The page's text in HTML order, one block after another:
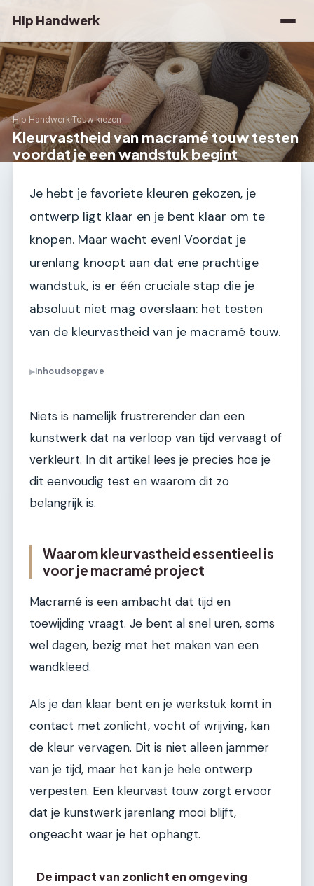
Hip Handwerk
Hip Handwerk›Touw kiezen
Kleurvastheid van macramé touw testen
voordat je een wandstuk begint
Je hebt je favoriete kleuren gekozen, je
ontwerp ligt klaar en je bent klaar om te
knopen. Maar wacht even! Voordat je
urenlang knoopt aan dat ene prachtige
wandstuk, is er één cruciale stap die je
absoluut niet mag overslaan: het testen
van de kleurvastheid van je macramé touw.
▶Inhoudsopgave
Niets is namelijk frustrerender dan een
kunstwerk dat na verloop van tijd vervaagt of
verkleurt. In dit artikel lees je precies hoe je
dit eenvoudig test en waarom dit zo
belangrijk is.
Waarom kleurvastheid essentieel is
voor je macramé project
Macramé is een ambacht dat tijd en
toewijding vraagt. Je bent al snel uren, soms
wel dagen, bezig met het maken van een
wandkleed.
Als je dan klaar bent en je werkstuk komt in
contact met zonlicht, vocht of wrijving, kan
de kleur vervagen. Dit is niet alleen jammer
van je tijd, maar het kan je hele ontwerp
verpesten. Een kleurvast touw zorgt ervoor
dat je kunstwerk jarenlang mooi blijft,
ongeacht waar je het ophangt.
De impact van zonlicht en omgeving